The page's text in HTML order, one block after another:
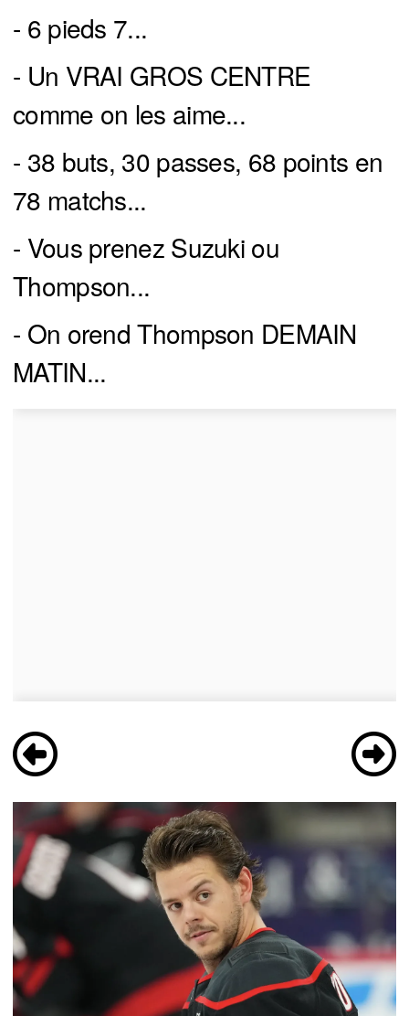
- 6 pieds 7...
- Un VRAI GROS CENTRE
comme on les aime...
- 38 buts, 30 passes, 68 points en
78 matchs...
- Vous prenez Suzuki ou
Thompson...
- On orend Thompson DEMAIN
MATIN...